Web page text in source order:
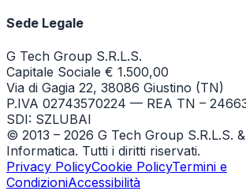
Sede Legale
G Tech Group S.R.L.S.
Capitale Sociale € 1.500,00
Via di Gagia 22, 38086 Giustino (TN)
P.IVA 02743570224 — REA TN –
SDI: SZLUBAI
© 2013 – 2026 G Tech Group S.R.L.S.
Informatica. Tutti i diritti riservati.
Privacy PolicyCookie PolicyTermini e
CondizioniAccessibilità